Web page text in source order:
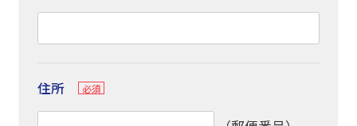
住所